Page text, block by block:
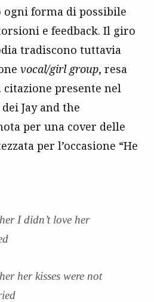
forma di possibile
e feedback. Il giro
tradiscono tuttavia
vocal/girl group, resa
citazione presente nel
Jay and the
per una cover delle
per l’occasione “He
I didn’t love her
her kisses were not